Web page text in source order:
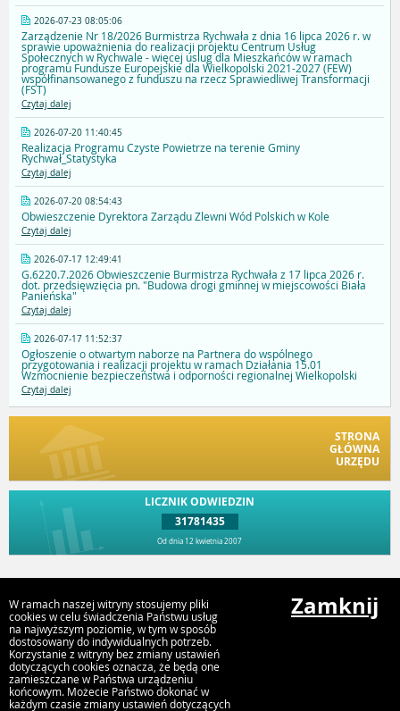
2026-07-23 08:05:06
Zarządzenie Nr 18/2026 Burmistrza Rychwała z dnia 16 lipca 2026 r. w
sprawie upoważnienia do realizacji projektu Centrum Usług
Społecznych w Rychwale - więcej uslug dla Mieszkańców w ramach
programu Fundusze Europejskie dla Wielkopolski 2021-2027 (FEW)
współfinansowanego z funduszu na rzecz Sprawiedliwej Transformacji
(FST)
Czytaj dalej
2026-07-20 11:40:45
Realizacja Programu Czyste Powietrze na terenie Gminy
Rychwał_Statystyka
Czytaj dalej
2026-07-20 08:54:43
Obwieszczenie Dyrektora Zarządu Zlewni Wód Polskich w Kole
Czytaj dalej
2026-07-17 12:49:41
G.6220.7.2026 Obwieszczenie Burmistrza Rychwała z 17 lipca 2026 r.
dot. przedsięwzięcia pn. "Budowa drogi gminnej w miejscowości Biała
Panieńska"
Czytaj dalej
2026-07-17 11:52:37
Ogłoszenie o otwartym naborze na Partnera do wspólnego
przygotowania i realizacji projektu w ramach Działania 15.01
Wzmocnienie bezpieczeństwa i odporności regionalnej Wielkopolski
Czytaj dalej
STRONA
GŁÓWNA
URZĘDU
LICZNIK ODWIEDZIN
31781435
Od dnia 12 kwietnia 2007
Urząd Gminy i Miasta Rychwał
Plac Wolności 16, 62-570 Rychwał
W ramach naszej witryny stosujemy pliki
cookies w celu świadczenia Państwu usług
na najwyższym poziomie, w tym w sposób
dostosowany do indywidualnych potrzeb.
Korzystanie z witryny bez zmiany ustawień
dotyczących cookies oznacza, że będą one
zamieszczane w Państwa urządzeniu
końcowym. Możecie Państwo dokonać w
każdym czasie zmiany ustawień dotyczących
Zamknij